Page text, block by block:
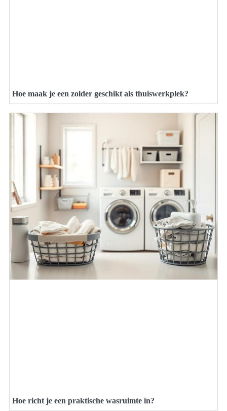
Hoe maak je een zolder geschikt als thuiswerkplek?
Hoe richt je een praktische wasruimte in?